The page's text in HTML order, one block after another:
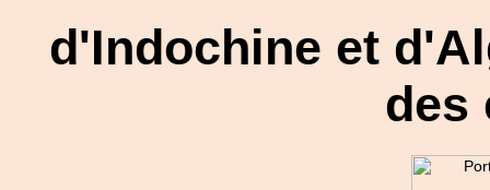
d'Indochine et
des